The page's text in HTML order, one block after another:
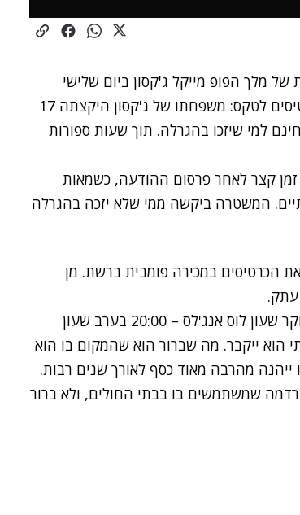
של מלך הפופ מייקל ג'קסון ביום שלישי
הקרוב, ולצדן תופס תאוצה גם המירוץ להשגת כרטיסים לטקס: משפחתו של ג'קסון היקצתה 17
למי שיזכו בהגרלה. תוך שעות ספורות
קצר לאחר פרסום ההודעה, כשמאות
המשטרה ביקשה ממי שלא יזכה בהגרלה
הכרטיסים במכירה פומבית ברשת. מן
עתק.
טקס האשכבה ייערך ביום שלישי בשעה 10:00 בבוקר שעון לוס אנג'לס – 20:00 בערב שעון
הוא ייקבר. מה שברור הוא שהמקום בו הוא
ייהנה מהרבה מאוד כסף לאורך שנים רבות.
שמשתמשים בו בבתי החולים, ולא ברור